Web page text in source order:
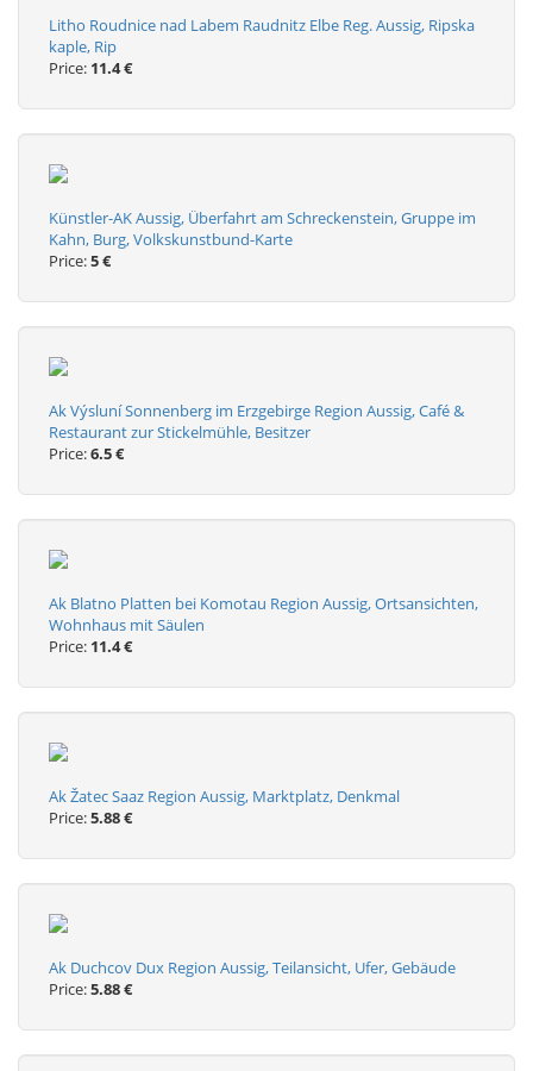
Litho Roudnice nad Labem Raudnitz Elbe Reg. Aussig, Ripska
kaple, Rip
Price: 11.4 €
Künstler-AK Aussig, Überfahrt am Schreckenstein, Gruppe im
Kahn, Burg, Volkskunstbund-Karte
Price:5 €
Ak Výsluní Sonnenberg im Erzgebirge Region Aussig, Café &
Restaurant zur Stickelmühle, Besitzer
Price:6.5 €
Ak Blatno Platten bei Komotau Region Aussig, Ortsansichten,
Wohnhaus mit Säulen
Price: 11.4 €
Ak Žatec Saaz Region Aussig, Marktplatz, Denkmal
Price:5.88 €
Ak Duchcov Dux Region Aussig, Teilansicht, Ufer, Gebäude
Price:5.88 €